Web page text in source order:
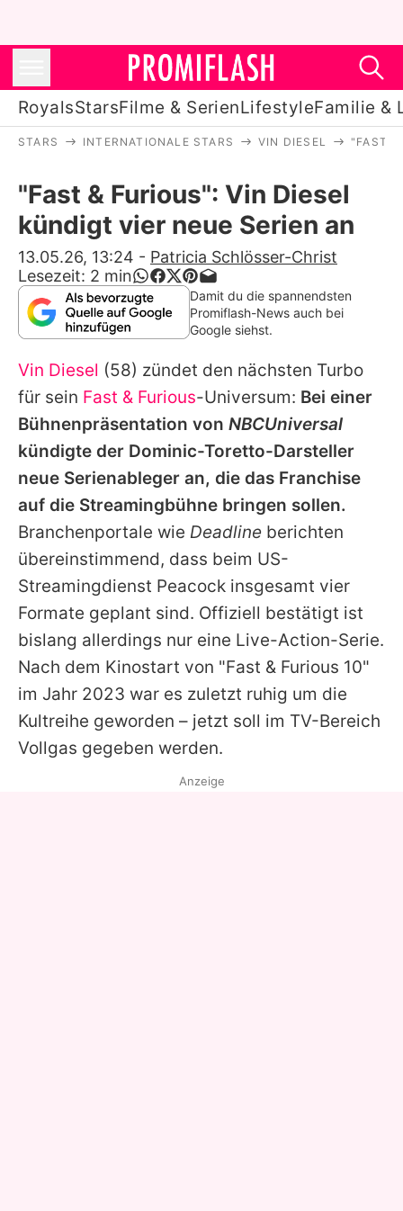
RoyalsStarsFilme & SerienLifestyleFamilie &
Stars
Filme & Serien
Lifestyle
Familie & Liebe
Alle Themen auf Promiflash
Jobs
App runterladen
Team
Redaktionelle Richtlinien
Impressum
Datenschutzerklärung
Nutzungsbedingungen
Utiq verwalten
STARS INTERNATIONALE STARS VIN DIESEL "FAST &
"Fast & Furious": Vin Diesel
kündigt vier neue Serien an
13.05.26, 13:24 - Patricia Schlösser-Christ
Lesezeit: 2 min
Damit du die spannendsten
Promiflash-News auch bei
Google siehst.
Vin Diesel (58) zündet den nächsten Turbo
für sein Fast & Furious-Universum: Bei einer
Bühnenpräsentation von NBCUniversal
kündigte der Dominic-Toretto-Darsteller
neue Serienableger an, die das Franchise
auf die Streamingbühne bringen sollen.
Branchenportale wie Deadline berichten
übereinstimmend, dass beim US-
Streamingdienst Peacock insgesamt vier
Formate geplant sind. Offiziell bestätigt ist
bislang allerdings nur eine Live-Action-Serie.
Nach dem Kinostart von "Fast & Furious 10"
im Jahr 2023 war es zuletzt ruhig um die
Kultreihe geworden – jetzt soll im TV-Bereich
Vollgas gegeben werden.
Anzeige